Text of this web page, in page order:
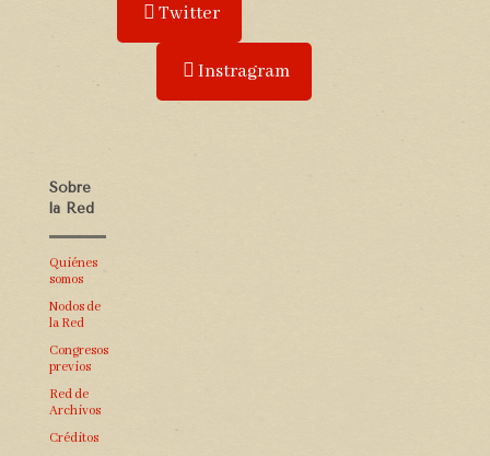
Twitter
Instragram
Sobre
la Red
Quiénes
somos
Nodos de
la Red
Congresos
previos
Red de
Archivos
Créditos